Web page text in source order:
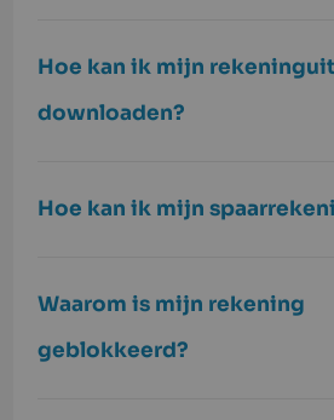
Hoe kan ik mijn
downloaden?
Hoe kan ik mijn
Waarom is mijn rekening
geblokkeerd?